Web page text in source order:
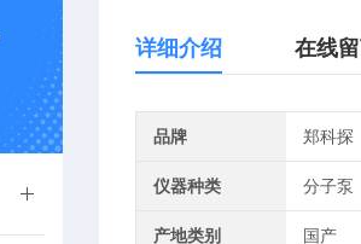
详细介绍 在线
品牌 郑科探
仪器种类 分子泵
产地类别 国产